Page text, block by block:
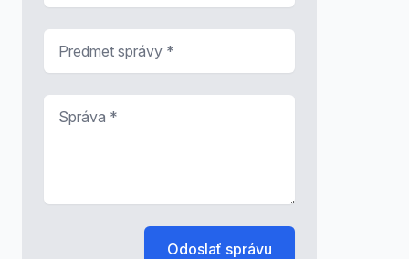
Odoslať správu